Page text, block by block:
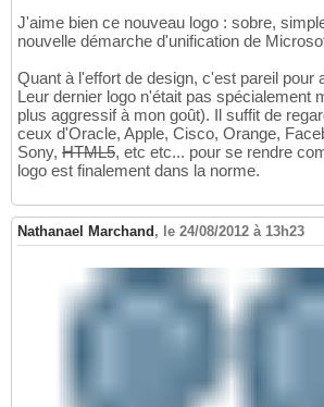
J'aime bien ce nouveau logo : sobre,
nouvelle démarche d'unification de
Quant à l'effort de design, c'est pareil pour
Leur dernier logo n'était pas spécialement
plus aggressif à mon goût). Il suffit de
ceux d'Oracle, Apple, Cisco, Orange,
Sony, HTML5, etc etc... pour se rendre
logo est finalement dans la norme.
Nathanael Marchand , le 24/08/2012 à 13h23